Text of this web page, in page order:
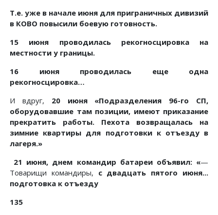
Т.е. уже в начале июня для приграничных дивизий
в КОВО повысили боевую готовность.
15 июня проводилась рекогносцировка на
местности у границы.
16 июня проводилась еще одна
рекогносцировка…
И вдруг, 20 июня «Подразделения 96-го СП,
оборудовавшие там позиции, имеют приказание
прекратить работы. Пехота возвращалась на
зимние квартиры для подготовки к отъезду в
лагеря.»
21 июня, днем командир батареи объявил: «—
Товарищи командиры, с двадцать пятого июня...
подготовка к отъезду
135